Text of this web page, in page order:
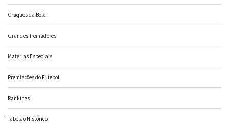
Craques da Bola
Grandes Treinadores
Matérias Especiais
Premiações do Futebol
Rankings
Tabelão Histórico